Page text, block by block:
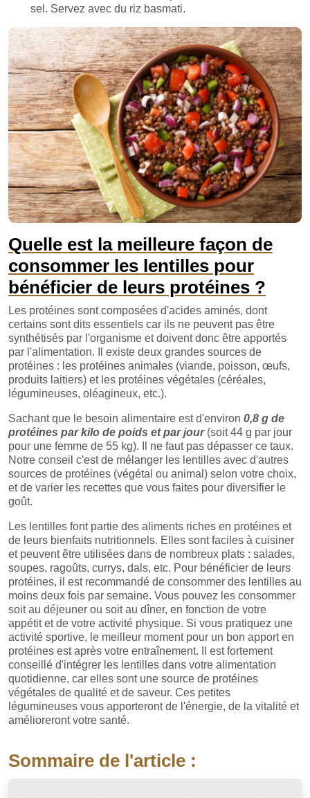
sel. Servez avec du riz basmati.
Quelle est la meilleure façon de
consommer les lentilles pour
bénéficier de leurs protéines ?
Les protéines sont composées d'acides aminés, dont
certains sont dits essentiels car ils ne peuvent pas être
synthétisés par l'organisme et doivent donc être apportés
par l'alimentation. Il existe deux grandes sources de
protéines : les protéines animales (viande, poisson, œufs,
produits laitiers) et les protéines végétales (céréales,
légumineuses, oléagineux, etc.).
Sachant que le besoin alimentaire est d'environ 0,8 g de
protéines par kilo de poids et par jour(soit 44 g par jour
pour une femme de 55 kg). Il ne faut pas dépasser ce taux.
Notre conseil c'est de mélanger les lentilles avec d'autres
sources de protéines (végétal ou animal) selon votre choix,
et de varier les recettes que vous faites pour diversifier le
goût.
Les lentilles font partie des aliments riches en protéines et
de leurs bienfaits nutritionnels. Elles sont faciles à cuisiner
et peuvent être utilisées dans de nombreux plats : salades,
soupes, ragoûts, currys, dals, etc. Pour bénéficier de leurs
protéines, il est recommandé de consommer des lentilles au
moins deux fois par semaine. Vous pouvez les consommer
soit au déjeuner ou soit au dîner, en fonction de votre
appétit et de votre activité physique. Si vous pratiquez une
activité sportive, le meilleur moment pour un bon apport en
protéines est après votre entraînement. Il est fortement
conseillé d'intégrer les lentilles dans votre alimentation
quotidienne, car elles sont une source de protéines
végétales de qualité et de saveur. Ces petites
légumineuses vous apporteront de l'énergie, de la vitalité et
amélioreront votre santé.
Sommaire de l'article :